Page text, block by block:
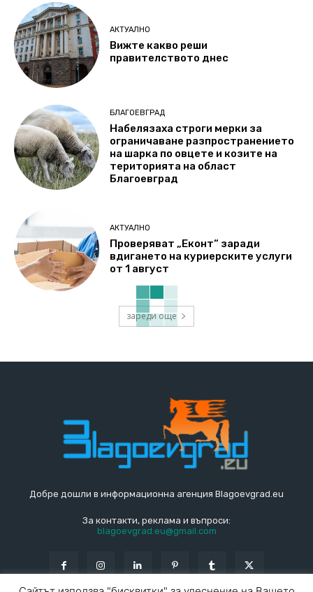
АКТУАЛНО
Вижте какво реши
правителството днес
БЛАГОЕВГРАД
Набелязаха строги мерки за
ограничаване разпространението
на шарка по овцете и козите на
територията на област
Благоевград
АКТУАЛНО
Проверяват „Еконт“ заради
вдигането на куриерските услуги
от 1 август
зареди още
Добре дошли в информационна агенция Blagoevgrad.eu
За контакти, реклама и въпроси:
blagoevgrad.eu@gmail.com